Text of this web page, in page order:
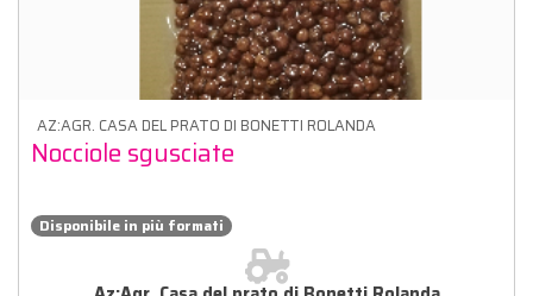
AZ:AGR. CASA DEL PRATO DI BONETTI ROLANDA
Nocciole sgusciate
Disponibile in più formati